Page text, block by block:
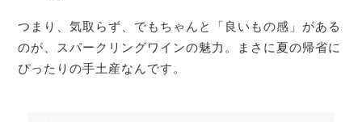
つまり、気取らず、でもちゃんと「良いもの感」がある
のが、スパークリングワインの魅力。まさに夏の帰省に
ぴったりの手土産なんです。